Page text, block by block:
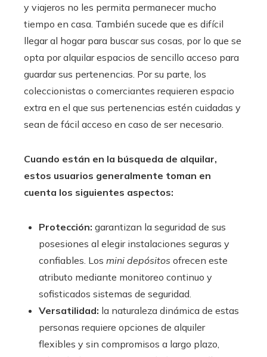
y viajeros no les permita permanecer mucho
tiempo en casa. También sucede que es difícil
llegar al hogar para buscar sus cosas, por lo que se
opta por alquilar espacios de sencillo acceso para
guardar sus pertenencias. Por su parte, los
coleccionistas o comerciantes requieren espacio
extra en el que sus pertenencias estén cuidadas y
sean de fácil acceso en caso de ser necesario.
Cuando están en la búsqueda de alquilar,
estos usuarios generalmente toman en
cuenta los siguientes aspectos:
Protección: garantizan la seguridad de sus
posesiones al elegir instalaciones seguras y
confiables. Los mini depósitos ofrecen este
atributo mediante monitoreo continuo y
sofisticados sistemas de seguridad.
Versatilidad: la naturaleza dinámica de estas
personas requiere opciones de alquiler
flexibles y sin compromisos a largo plazo,